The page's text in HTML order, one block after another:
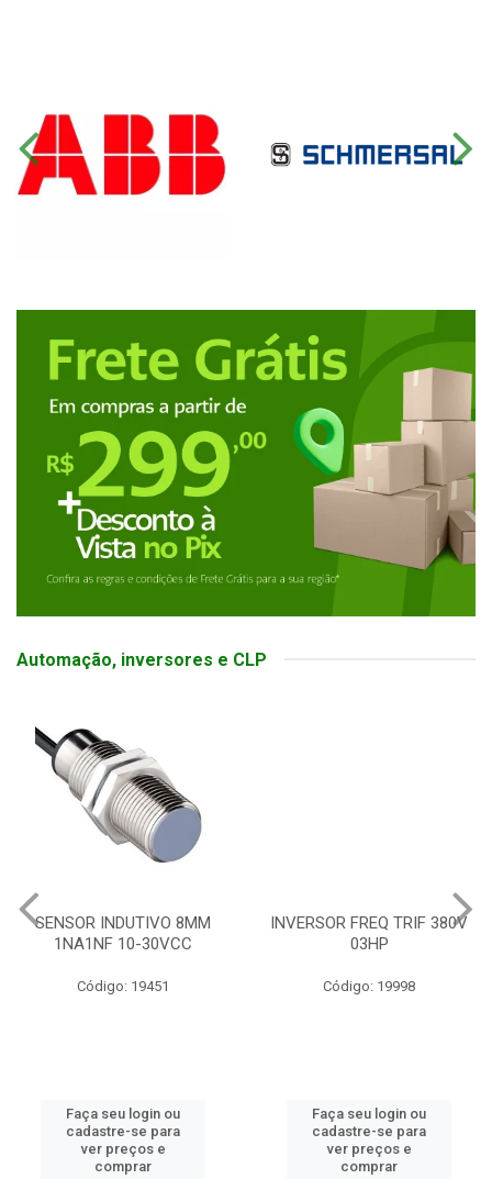
Automação, inversores e CLP
SENSOR INDUTIVO 8MM
1NA1NF 10-30VCC
Código: 19451
Faça seu login ou
cadastre-se para
ver preços e
comprar
INVERSOR FREQ TRIF 380V
03HP
Código: 19998
Faça seu login ou
cadastre-se para
ver preços e
comprar